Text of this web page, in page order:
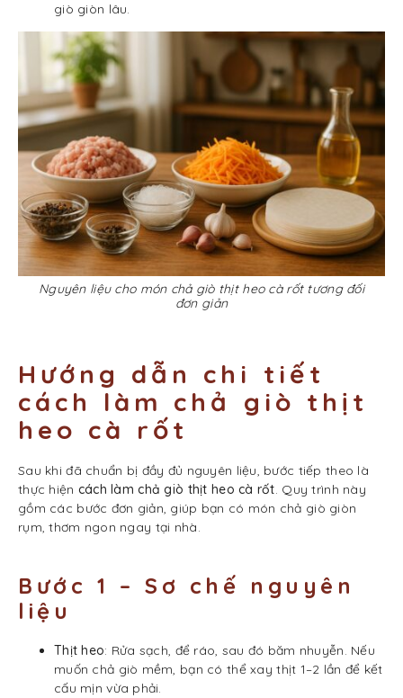
giò giòn lâu.
Nguyên liệu cho món chả giò thịt heo cà rốt tương đối
đơn giản
Hướng dẫn chi tiết
cách làm chả giò thịt
heo cà rốt
Sau khi đã chuẩn bị đầy đủ nguyên liệu, bước tiếp theo là
thực hiện cách làm chả giò thịt heo cà rốt. Quy trình này
gồm các bước đơn giản, giúp bạn có món chả giò giòn
rụm, thơm ngon ngay tại nhà.
Bước 1 – Sơ chế nguyên
liệu
Thịt heo: Rửa sạch, để ráo, sau đó băm nhuyễn. Nếu
muốn chả giò mềm, bạn có thể xay thịt 1–2 lần để kết
cấu mịn vừa phải.